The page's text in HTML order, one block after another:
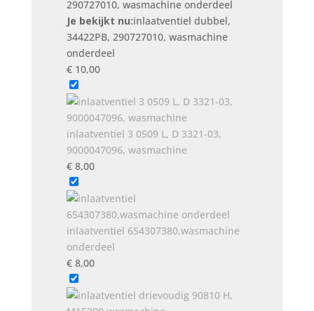
Je bekijkt nu:inlaatventiel dubbel,
34422PB, 290727010, wasmachine
onderdeel
€10,00
inlaatventiel 3 0509 L, D 3321-03,
9000047096, wasmachine
€8,00
inlaatventiel 654307380,wasmachine
onderdeel
€8,00